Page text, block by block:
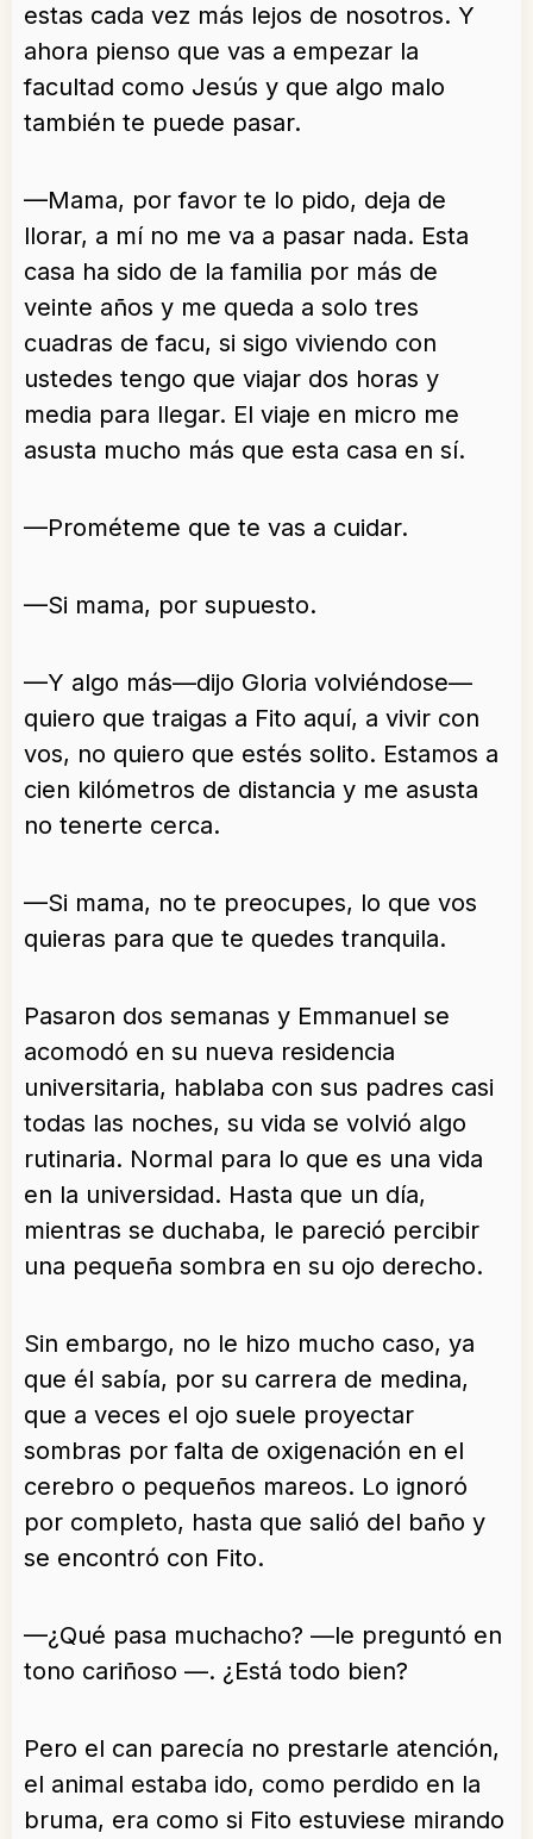
estas cada vez más lejos de nosotros. Y
ahora pienso que vas a empezar la
facultad como Jesús y que algo malo
también te puede pasar.
—Mama, por favor te lo pido, deja de
llorar, a mí no me va a pasar nada. Esta
casa ha sido de la familia por más de
veinte años y me queda a solo tres
cuadras de facu, si sigo viviendo con
ustedes tengo que viajar dos horas y
media para llegar. El viaje en micro me
asusta mucho más que esta casa en sí.
—Prométeme que te vas a cuidar.
—Si mama, por supuesto.
—Y algo más—dijo Gloria volviéndose—
quiero que traigas a Fito aquí, a vivir con
vos, no quiero que estés solito. Estamos a
cien kilómetros de distancia y me asusta
no tenerte cerca.
—Si mama, no te preocupes, lo que vos
quieras para que te quedes tranquila.
Pasaron dos semanas y Emmanuel se
acomodó en su nueva residencia
universitaria, hablaba con sus padres casi
todas las noches, su vida se volvió algo
rutinaria. Normal para lo que es una vida
en la universidad. Hasta que un día,
mientras se duchaba, le pareció percibir
una pequeña sombra en su ojo derecho.
Sin embargo, no le hizo mucho caso, ya
que él sabía, por su carrera de medina,
que a veces el ojo suele proyectar
sombras por falta de oxigenación en el
cerebro o pequeños mareos. Lo ignoró
por completo, hasta que salió del baño y
se encontró con Fito.
—¿Qué pasa muchacho? —le preguntó en
tono cariñoso —. ¿Está todo bien?
Pero el can parecía no prestarle atención,
el animal estaba ido, como perdido en la
bruma, era como si Fito estuviese mirando